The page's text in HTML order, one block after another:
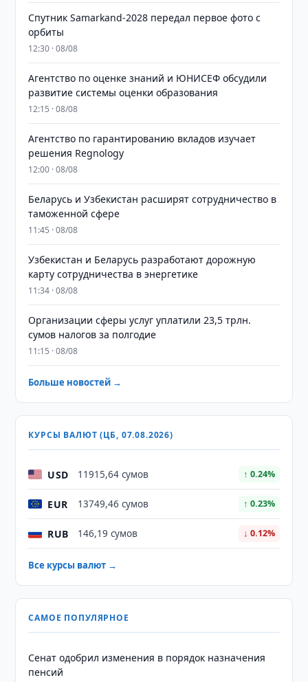
Спутник Samarkand-2028 передал первое фото с
орбиты
12:30 · 08/08
Агентство по оценке знаний и ЮНИСЕФ обсудили
развитие системы оценки образования
12:15 · 08/08
Агентство по гарантированию вкладов изучает
решения Regnology
12:00 · 08/08
Беларусь и Узбекистан расширят сотрудничество в
таможенной сфере
11:45 · 08/08
Узбекистан и Беларусь разработают дорожную
карту сотрудничества в энергетике
11:34 · 08/08
Организации сферы услуг уплатили 23,5 трлн.
сумов налогов за полгодие
11:15 · 08/08
Больше новостей →
КУРСЫ ВАЛЮТ (ЦБ, 07.08.2026)
USD 11915,64 сумов ↑ 0.24%
EUR 13749,46 сумов ↑ 0.23%
RUB 146,19 сумов ↓ 0.12%
Все курсы валют →
САМОЕ ПОПУЛЯРНОЕ
Сенат одобрил изменения в порядок назначения
пенсий